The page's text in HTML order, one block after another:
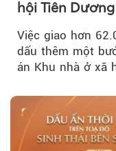
hội Tiên Dương
Việc giao hơn
dấu thêm một
án Khu nhà ở xã